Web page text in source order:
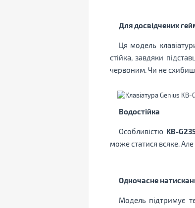
Для досвідчених
Ця модель
стійка, завдяки
червоним. Чи не
Водостійка
Особливістю KB-
може статися всяке.
Одночасне
Модель підтримує